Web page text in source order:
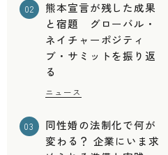
02
熊本宣言が残した成果
と宿題 グローバル・
ネイチャーポジティ
ブ・サミットを振り返
る
ニュース
03
同性婚の法制化で何が
変わる？ 企業にいま求